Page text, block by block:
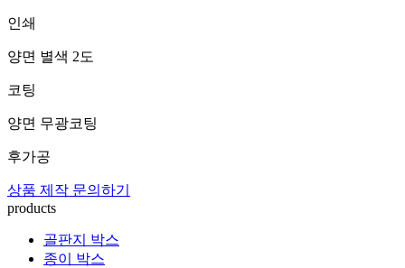
인쇄
양면 별색 2도
코팅
양면 무광코팅
후가공
상품 제작 문의하기
products
골판지 박스
종이 박스